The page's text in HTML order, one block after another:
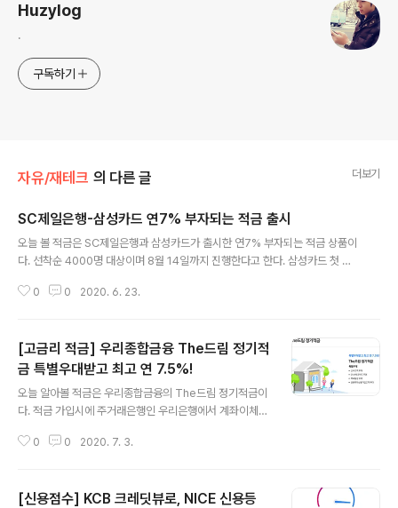
Huzylog
.
구독하기
자유/재테크 의 다른 글 더보기
SC제일은행-삼성카드 연7% 부자되는 적금 출시
오늘 볼 적금은 SC제일은행과 삼성카드가 출시한 연7% 부자되는 적금 상품이
다. 선착순 4000명 대상이며 8월 14일까지 진행한다고 한다. 삼성카드 첫 거
다. 기간: 12개월 금액: 10만원 또는 25만원 기본 1.6 % (세전) 우대 5.4 % (세
엔 너무 귀찮다. 그래서 나는 가입 안했다. 기존 고객도 대상이 된다면 상관이 없
는데, 6개월간 삼성카드 이용 이력이 없는 사람만 된다니까.. 말이야 방구야 ㅋ
ㅋ 신용카드 신..
0 0 2020. 6. 23.
[고금리 적금] 우리종합금융 The드림 정기적
금 특별우대받고 최고 연 7.5%!
오늘 알아볼 적금은 우리종합금융의 The드림 정기적금이
다. 적금 가입시에 주거래은행인 우리은행에서 계좌이체를
리종합금융의 계좌는 우리은행 계좌번호가 별도로 발급이
우리종합금융과 신규거래시 기본3%를 먹고 시작을 하는
0 0 2020. 7. 3.
[신용점수] KCB 크레딧뷰로, NICE 신용등